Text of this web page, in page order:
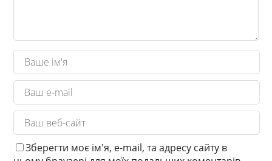
Зберегти моє ім'я, e-mail, та адресу сайту в